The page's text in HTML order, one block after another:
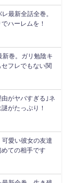
最新全話全巻。
ハーレムを！
新巻。ガリ勉陰キ
フレでもない関
がヤバすぎる｣ネ
がたっぷり！
可愛い彼女の友達
ての相手です